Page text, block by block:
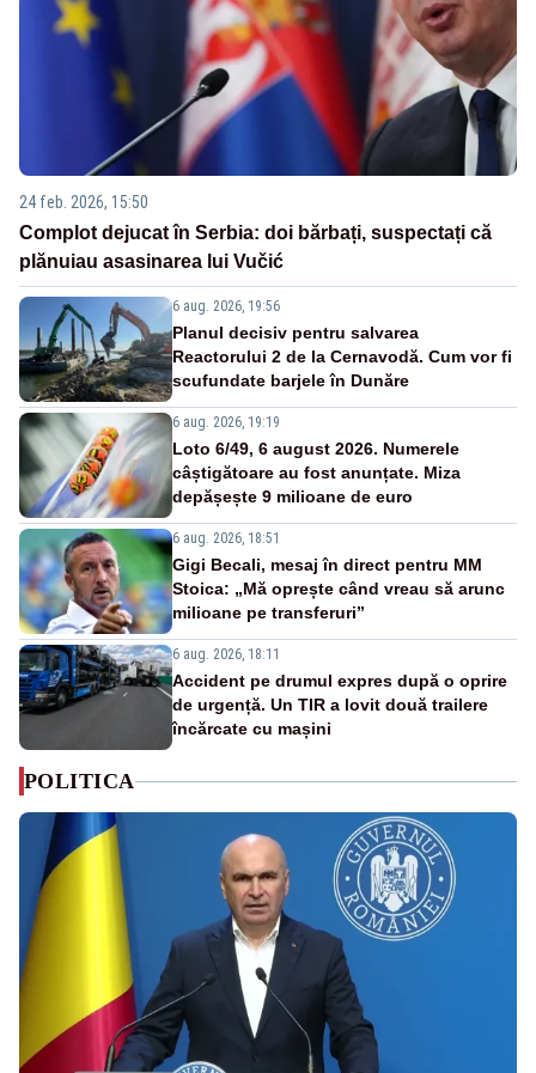
24 feb. 2026, 15:50
Complot dejucat în Serbia: doi bărbați, suspectați că
plănuiau asasinarea lui Vučić
6 aug. 2026, 19:56
Planul decisiv pentru salvarea
Reactorului 2 de la Cernavodă. Cum vor fi
scufundate barjele în Dunăre
6 aug. 2026, 19:19
Loto 6/49, 6 august 2026. Numerele
câștigătoare au fost anunțate. Miza
depășește 9 milioane de euro
6 aug. 2026, 18:51
Gigi Becali, mesaj în direct pentru MM
Stoica: „Mă oprește când vreau să arunc
milioane pe transferuri”
6 aug. 2026, 18:11
Accident pe drumul expres după o oprire
de urgență. Un TIR a lovit două trailere
încărcate cu mașini
POLITICA